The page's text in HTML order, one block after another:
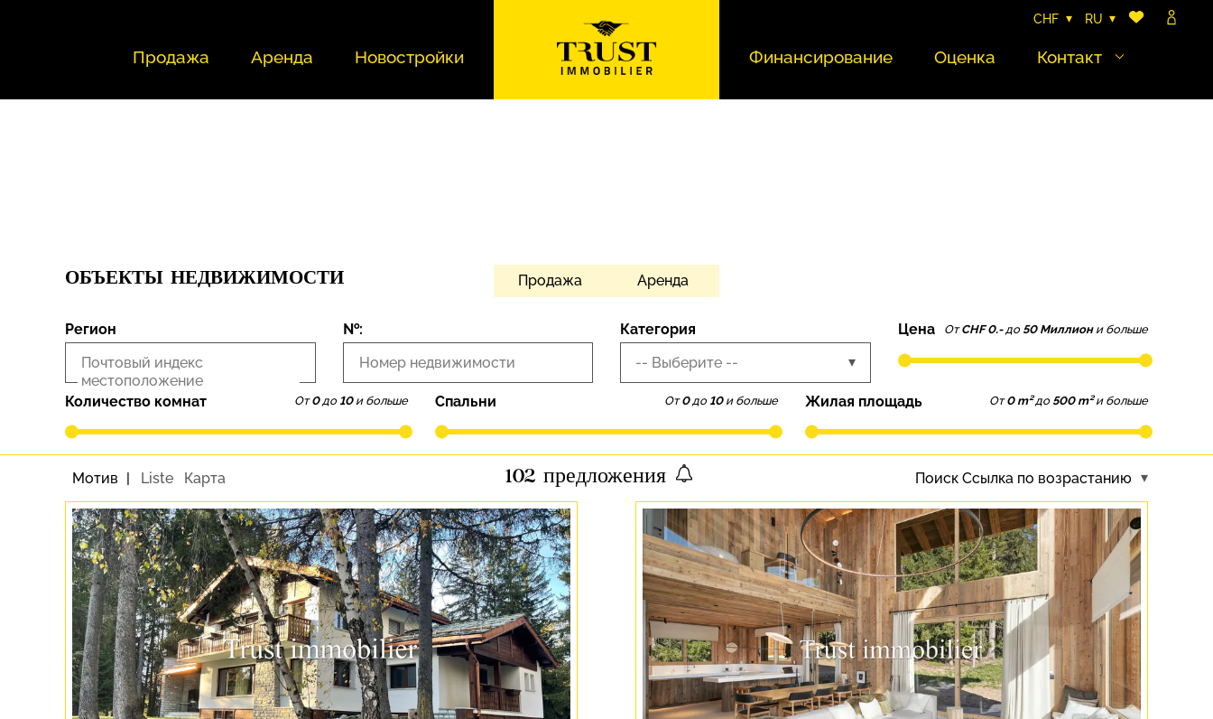
CHF RU
Продажа Аренда Новостройки Финансирование Оценка Контакт
ОБЪЕКТЫ НЕДВИЖИМОСТИ Продажа Аренда
Регион
Почтовый индекс
местоположение
№:
Номер недвижимости
Категория
-- Выберите --
Цена От CHF 0.- до 50 Миллион и больше
Количество комнат От 0 до 10 и больше Спальни От 0 до 10 и больше Жилая площадь От 0 m² до 500 m² и больше
Мотив Liste Карта 102предложения Поиск Ссылка по возрастанию